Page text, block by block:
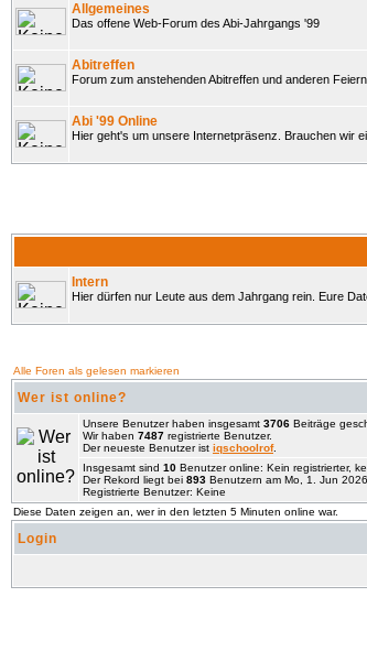
Allgemeines
Das offene Web-Forum des Abi-Jahrgangs '99
Abitreffen
Forum zum anstehenden Abitreffen und anderen Feiern
Abi '99 Online
Hier geht's um unsere Internetpräsenz. Brauchen wir
Intern
Hier dürfen nur Leute aus dem Jahrgang rein. Eure
Alle Foren als gelesen markieren
Wer ist online?
Unsere Benutzer haben insgesamt 3706 Beiträge
Wir haben 7487 registrierte Benutzer.
Der neueste Benutzer ist iqschoolrof.
Insgesamt sind 10 Benutzer online: Kein registrierter,
Der Rekord liegt bei 893 Benutzern am Mo, 1. Jun
Registrierte Benutzer: Keine
Diese Daten zeigen an, wer in den letzten 5 Minuten online war.
Login